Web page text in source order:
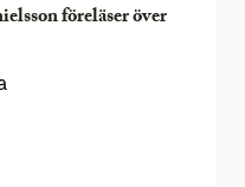
föreläser över